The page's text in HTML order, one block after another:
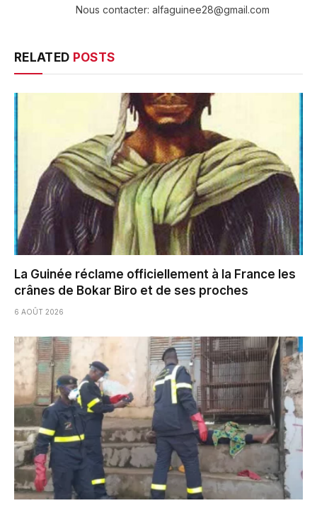
Nous contacter: alfaguinee28@gmail.com
RELATED POSTS
La Guinée réclame officiellement à la France les
crânes de Bokar Biro et de ses proches
6 AOÛT 2026